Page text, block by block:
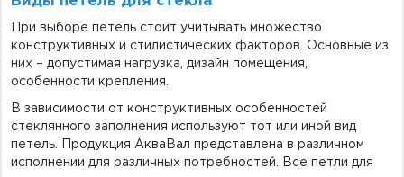
При выборе петель стоит учитывать множество
конструктивных и стилистических факторов. Основные из
них – допустимая нагрузка, дизайн помещения,
особенности крепления.
В зависимости от конструктивных особенностей
стеклянного заполнения используют тот или иной вид
петель. Продукция АкваВал представлена в различном
исполнении для различных потребностей. Все петли для